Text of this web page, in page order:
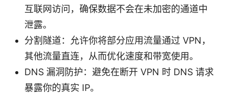
互联网访问，确保数据不会在未加密的通道中
泄露。
分割隧道：允许你将部分应用流量通过 VPN，
其他流量直连，从而优化速度和带宽使用。
DNS 漏洞防护：避免在断开 VPN 时 DNS 请求
暴露你的真实 IP。